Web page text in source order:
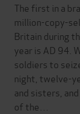
The first in a
million-copy-
Britain during
year is AD 94.
soldiers to
night, twelve-
and sisters,
of the…